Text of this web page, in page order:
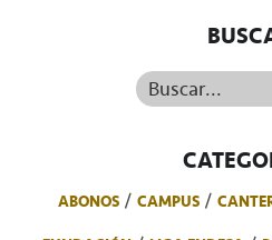
Buscar...
ABONOS CAMPUS